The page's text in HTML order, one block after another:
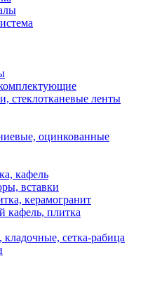
стеклотканевые ленты
оцинкованные
кафель
вставки
керамогранит
кафель, плитка
сетка-рабица